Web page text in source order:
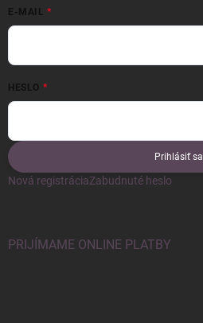
E-MAIL
HESLO
Prihlásiť sa
Nová registráciaZabudnuté heslo
PRIJÍMAME ONLINE PLATBY